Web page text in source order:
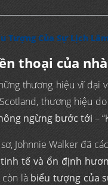
Tượng Của Sự Lịch
thoại của
thương hiệu vĩ đại
thương hiệu do
ngừng bước tới –
Johnnie Walker đã
tế và ổn định
còn là biểu tượng của